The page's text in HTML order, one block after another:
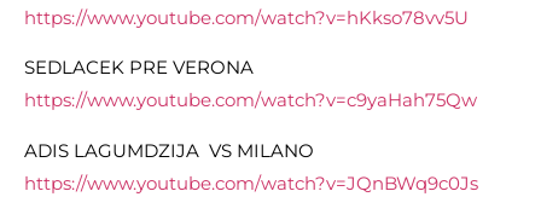
https://www.youtube.com/watch?v=hKkso78vv5U
SEDLACEK PRE VERONA
https://www.youtube.com/watch?v=c9yaHah75Qw
ADIS LAGUMDZIJA VS MILANO
https://www.youtube.com/watch?v=JQnBWq9c0Js